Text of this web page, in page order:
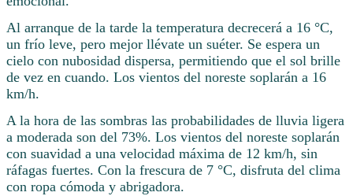
Al arranque de la tarde la temperatura decrecerá a 16 °C,
un frío leve, pero mejor llévate un suéter. Se espera un
cielo con nubosidad dispersa, permitiendo que el sol brille
de vez en cuando. Los vientos del noreste soplarán a 16
km/h.
A la hora de las sombras las probabilidades de lluvia ligera
a moderada son del 73%. Los vientos del noreste soplarán
con suavidad a una velocidad máxima de 12 km/h, sin
ráfagas fuertes. Con la frescura de 7 °C, disfruta del clima
con ropa cómoda y abrigadora.